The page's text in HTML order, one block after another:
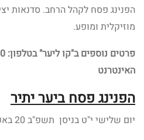
הפנינג פסח לקהל הרחב. סדנאות
מוזיקלית ומופע.
פרטים נוספים
האינטרנט
הפנינג פסח ביער יתיר
יום שלישי י"ט בניסן תשפ"ב 20 באפריל 2022